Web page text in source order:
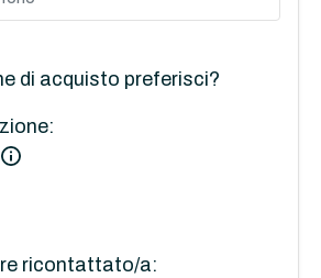
di acquisto preferisci?
ricontattato/a: